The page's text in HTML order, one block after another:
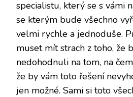
specialistu, který se s vámi
se kterým bude všechno
velmi rychle a jednoduše.
muset mít strach z toho, že
nedohodnuli na tom, na
že by vám toto řešení
jen možné. Sami si toto